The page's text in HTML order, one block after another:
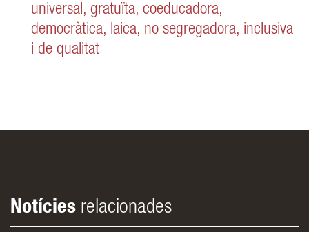
universal, gratuïta, coeducadora,
democràtica, laica, no segregadora, inclusiva
i de qualitat
Notícies relacionades